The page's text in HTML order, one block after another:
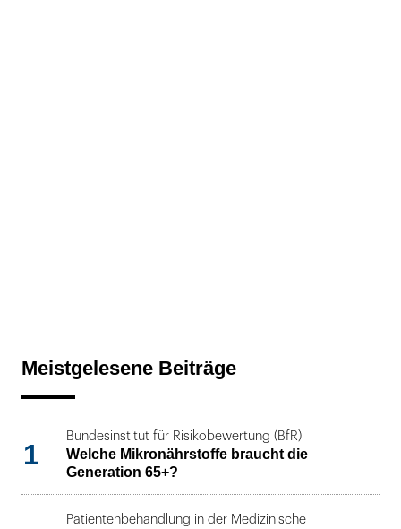
Meistgelesene Beiträge
1
Bundesinstitut für Risikobewertung (BfR)
Welche Mikronährstoffe braucht die
Generation 65+?
Patientenbehandlung in der Medizinische